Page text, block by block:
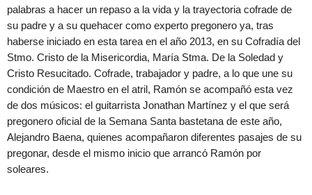
palabras a hacer un repaso a la vida y la trayectoria cofrade de
su padre y a su quehacer como experto pregonero ya, tras
haberse iniciado en esta tarea en el año 2013, en su Cofradía del
Stmo. Cristo de la Misericordia, María Stma. De la Soledad y
Cristo Resucitado. Cofrade, trabajador y padre, a lo que une su
condición de Maestro en el atril, Ramón se acompañó esta vez
de dos músicos: el guitarrista Jonathan Martínez y el que será
pregonero oficial de la Semana Santa bastetana de este año,
Alejandro Baena, quienes acompañaron diferentes pasajes de su
pregonar, desde el mismo inicio que arrancó Ramón por
soleares.